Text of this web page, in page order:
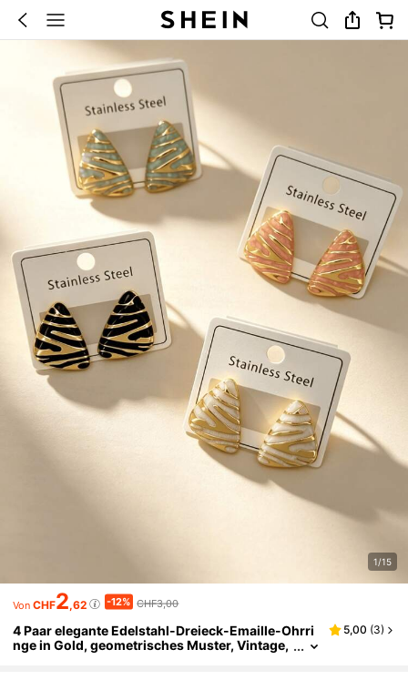
1/15
Von CHF2,62 -12% CHF3,00
4 Paar elegante Edelstahl-Dreieck-Emaille-Ohrri
nge in Gold, geometrisches Muster, Vintage,
5,00 (3)